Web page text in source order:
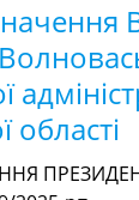
області